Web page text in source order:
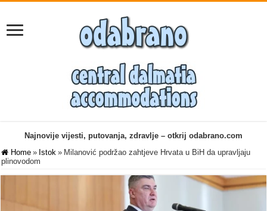
Najnovije vijesti, putovanja, zdravlje – otkrij odabrano.com
Home » Istok » Milanović podržao zahtjeve Hrvata u BiH da upravljaju
plinovodom